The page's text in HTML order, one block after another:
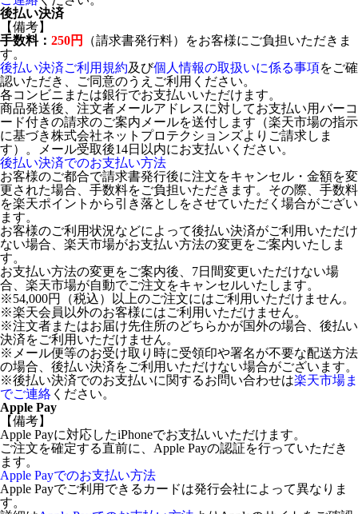
後払い決済
【備考】
手数料： 250円
（請求書発行料）をお客様にご負担いただきま
す。
後払い決済ご利用規約及び個人情報の取扱いに係る事項をご確
認いただき、ご同意のうえご利用ください。
各コンビニまたは銀行でお支払いいただけます。
商品発送後、注文者メールアドレスに対してお支払い用バーコ
ード付きの請求のご案内メールを送付します（楽天市場の指示
に基づき株式会社ネットプロテクションズよりご請求しま
す）。メール受取後14日以内にお支払いください。
後払い決済でのお支払い方法
お客様のご都合で請求書発行後に注文をキャンセル・金額を変
更された場合、手数料をご負担いただきます。その際、手数料
を楽天ポイントから引き落としをさせていただく場合がござい
ます。
お客様のご利用状況などによって後払い決済がご利用いただけ
ない場合、楽天市場がお支払い方法の変更をご案内いたしま
す。
お支払い方法の変更をご案内後、7日間変更いただけない場
合、楽天市場が自動でご注文をキャンセルいたします。
※54,000円（税込）以上のご注文にはご利用いただけません。
※楽天会員以外のお客様にはご利用いただけません。
※注文者またはお届け先住所のどちらかが国外の場合、後払い
決済をご利用いただけません。
※メール便等のお受け取り時に受領印や署名が不要な配送方法
の場合、後払い決済をご利用いただけない場合がございます。
※後払い決済でのお支払いに関するお問い合わせは楽天市場ま
でご連絡 ください。
Apple Pay
【備考】
Apple Payに対応したiPhoneでお支払いいただけます。
ご注文を確定する直前に、Apple Payの認証を行っていただき
ます。
Apple Payでのお支払い方法
Apple Payでご利用できるカードは発行会社によって異なりま
す。